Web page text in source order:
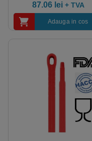
certificata HACCP, FDA
87.06 lei + TVA
Adauga in cos